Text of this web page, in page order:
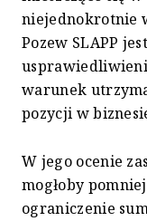
niejednokrotnie
Pozew SLAPP
warunek
pozycji w
W jego ocenie
mogłoby
ograniczenie